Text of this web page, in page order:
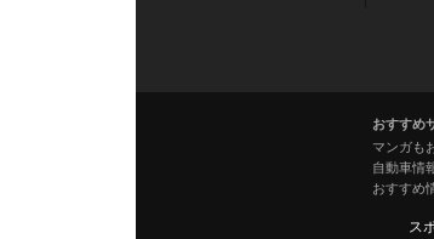
おすすめ
マンガも
自動車情
おすすめ
ス